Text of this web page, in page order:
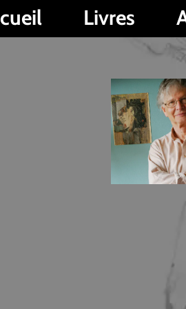
Livres Auteurs